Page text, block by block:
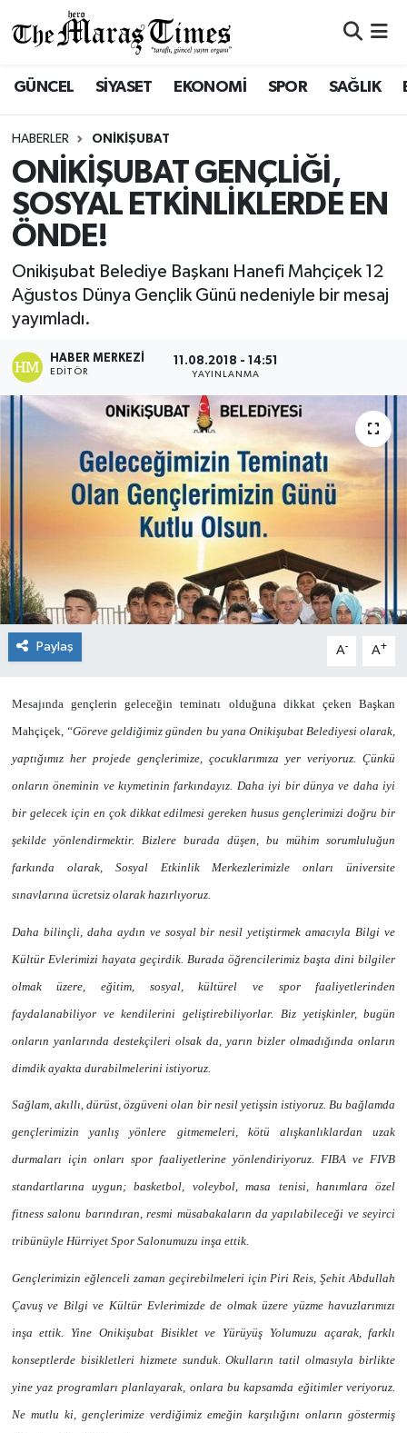
GÜNCEL SİYASET EKONOMİ SPOR SAĞLIK
HABERLER ONİKİŞUBAT
ONİKİŞUBAT GENÇLİĞİ,
SOSYAL ETKİNLİKLERDE EN
ÖNDE!
Onikişubat Belediye Başkanı Hanefi Mahçiçek 12
Ağustos Dünya Gençlik Günü nedeniyle bir mesaj
yayımladı.
HABER MERKEZI
EDITÖR
11.08.2018 - 14:51
YAYINLANMA
Paylaş A- A+
Mesajında gençlerin geleceğin teminatı olduğuna dikkat çeken Başkan
Mahçiçek, “Göreve geldiğimiz günden bu yana Onikişubat Belediyesi olarak,
yaptığımız her projede gençlerimize, çocuklarımıza yer veriyoruz. Çünkü
onların öneminin ve kıymetinin farkındayız. Daha iyi bir dünya ve daha iyi
bir gelecek için en çok dikkat edilmesi gereken husus gençlerimizi doğru bir
şekilde yönlendirmektir. Bizlere burada düşen, bu mühim sorumluluğun
farkında olarak, Sosyal Etkinlik Merkezlerimizle onları üniversite
sınavlarına ücretsiz olarak hazırlıyoruz.
Daha bilinçli, daha aydın ve sosyal bir nesil yetiştirmek amacıyla Bilgi ve
Kültür Evlerimizi hayata geçirdik. Burada öğrencilerimiz başta dini bilgiler
olmak üzere, eğitim, sosyal, kültürel ve spor faaliyetlerinden
faydalanabiliyor ve kendilerini geliştirebiliyorlar. Biz yetişkinler, bugün
onların yanlarında destekçileri olsak da, yarın bizler olmadığında onların
dimdik ayakta durabilmelerini istiyoruz.
Sağlam, akıllı, dürüst, özgüveni olan bir nesil yetişsin istiyoruz. Bu bağlamda
gençlerimizin yanlış yönlere gitmemeleri, kötü alışkanlıklardan uzak
durmaları için onları spor faaliyetlerine yönlendiriyoruz.FIBA ve FIVB
standartlarına uygun;basketbol, voleybol, masa tenisi, hanımlara özel
fitness salonu barındıran, resmi müsabakaların da yapılabileceği ve seyirci
tribünüyle Hürriyet Spor Salonumuzu inşa ettik.
Gençlerimizin eğlenceli zaman geçirebilmeleri için Piri Reis, Şehit Abdullah
Çavuş ve Bilgi ve Kültür Evlerimizde de olmak üzere yüzme havuzlarımızı
inşa ettik. Yine Onikişubat Bisiklet ve Yürüyüş Yolumuzu açarak, farklı
konseptlerde bisikletleri hizmete sunduk. Okulların tatil olmasıyla birlikte
yine yaz programları planlayarak, onlara bu kapsamda eğitimler veriyoruz.
Ne mutlu ki, gençlerimize verdiğimiz emeğin karşılığını onların göstermiş
BÜYÜKŞEHİR
DULKADİROĞLU
İŞ DÜNYASI
SİVİL TOPLUM
ULUSAL HABERLER
BÜYÜKŞEHİR
DULKADİROĞLU
EĞİTİM
GÜNCEL
İŞ DÜNYASI
KÜLTÜR&SANAT
ONİKİŞUBAT
SİVİL TOPLUM
SİYASET
ULUSAL HABERLER
Hava Durumu
Namaz Vakitleri
Trafik Durumu
Tüm Manşetler
Haber Arşivi